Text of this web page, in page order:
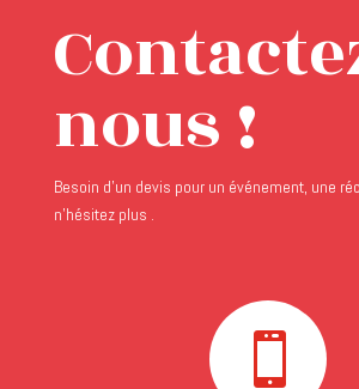
nous !
Besoin d’un devis pour un événement, une
n’hésitez plus .
